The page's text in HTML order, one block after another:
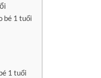
bé 1 tuổi
1 tuổi